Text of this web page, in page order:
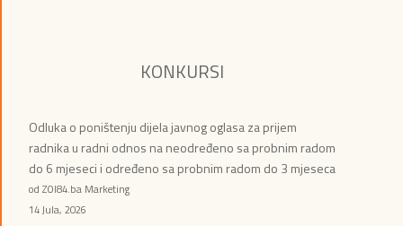
KONKURSI
Odluka o poništenju dijela javnog oglasa za prijem
radnika u radni odnos na neodređeno sa probnim radom
do 6 mjeseci i određeno sa probnim radom do 3 mjeseca
od ZOI84.ba Marketing
14 Jula, 2026